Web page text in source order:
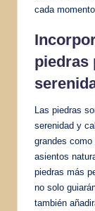
cada momento.
piedras
Las piedras
serenidad y
grandes
asientos
piedras más
no solo
también